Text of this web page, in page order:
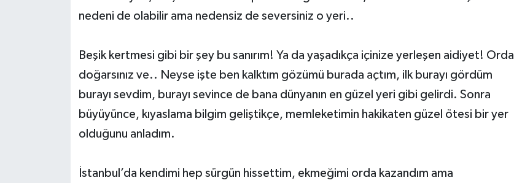
nedeni de olabilir ama nedensiz de seversiniz o yeri..
Beşik kertmesi gibi bir şey bu sanırım! Ya da yaşadıkça içinize yerleşen aidiyet! Orda
doğarsınız ve.. Neyse işte ben kalktım gözümü burada açtım, ilk burayı gördüm
burayı sevdim, burayı sevince de bana dünyanın en güzel yeri gibi gelirdi. Sonra
büyüyünce, kıyaslama bilgim geliştikçe, memleketimin hakikaten güzel ötesi bir yer
olduğunu anladım.
İstanbul’da kendimi hep sürgün hissettim, ekmeğimi orda kazandım ama